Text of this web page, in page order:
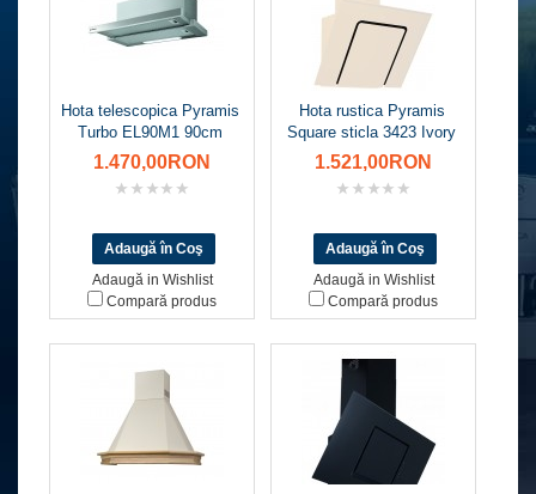
Hota telescopica Pyramis
Turbo EL90M1 90cm
1.470,00RON
Adaugă in Wishlist
Compară produs
Hota rustica Pyramis
Square sticla 3423 Ivory
1.521,00RON
Adaugă in Wishlist
Compară produs